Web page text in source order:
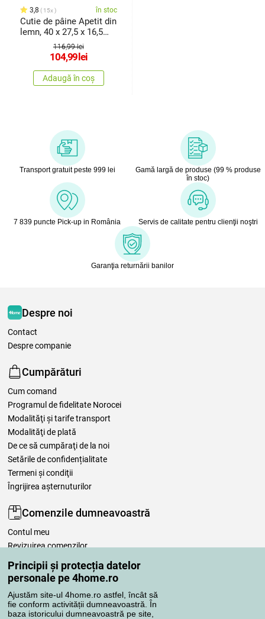
Principii și protecția datelor
personale pe 4home.ro
Ajustăm site-ul 4home.ro astfel, încât să
fie conform activității dumneavoastră. În
baza istoricului dumneavoastră pe site,
3,8 15x în stoc
Cutie de pâine Apetit din
lemn, 40 x 27,5 x 16,5
116,99 lei
104,99lei
Adaugă în coș
Transport gratuit peste 999 lei
Gamă largă de produse (99 % produse
în stoc)
7 839 puncte Pick-up in România Servis de calitate pentru clienţii noştri
Garanţia returnării banilor
Despre noi
Contact
Despre companie
Cumpărături
Cum comand
Programul de fidelitate Norocei
Modalităţi şi tarife transport
Modalităţi de plată
De ce să cumpăraţi de la noi
Setările de confidențialitate
Termeni şi condiţii
Îngrijirea așternuturilor
Comenzile dumneavoastră
Contul meu
Revizuirea comenzilor
Reclamaţii
Retragere de la contract
Regulile de procesare a recenziilor